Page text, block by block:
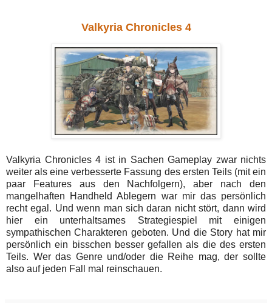
Valkyria Chronicles 4
Valkyria Chronicles 4 ist in Sachen Gameplay zwar nichts
weiter als eine verbesserte Fassung des ersten Teils (mit ein
paar Features aus den Nachfolgern), aber nach den
mangelhaften Handheld Ablegern war mir das persönlich
recht egal. Und wenn man sich daran nicht stört, dann wird
hier ein unterhaltsames Strategiespiel mit einigen
sympathischen Charakteren geboten. Und die Story hat mir
persönlich ein bisschen besser gefallen als die des ersten
Teils. Wer das Genre und/oder die Reihe mag, der sollte
also auf jeden Fall mal reinschauen.